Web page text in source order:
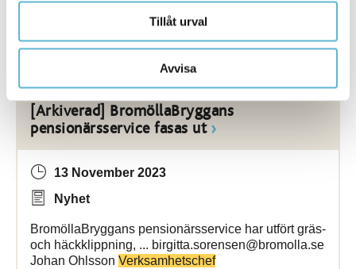
Tillåt urval
Avvisa
Bromölla Kommun
[Arkiverad] BromöllaBryggans
pensionärsservice fasas ut
13 November 2023
Nyhet
BromöllaBryggans pensionärsservice har utfört gräs-
och häckklippning, ... birgitta.sorensen@bromolla.se
Johan Ohlsson Verksamhetschef